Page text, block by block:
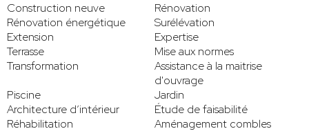
Construction neuve
Rénovation
Rénovation énergétique
Surélévation
Extension
Expertise
Terrasse
Mise aux normes
Transformation
Assistance à la maitrise
d'ouvrage
Piscine
Jardin
Architecture d’intérieur
Étude de faisabilité
Réhabilitation
Aménagement combles